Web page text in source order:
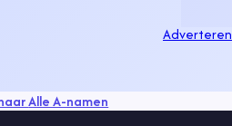
Adverteren
Alle A-namen